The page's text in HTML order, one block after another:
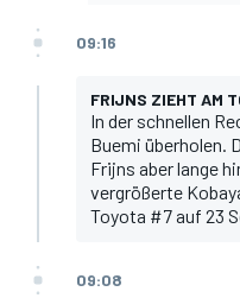
09:16
FRIJNS ZIEHT AM
In der schnellen
Buemi überholen.
Frijns aber lange
vergrößerte
Toyota #7 auf 23
09:08